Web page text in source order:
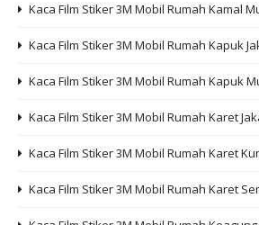
Kaca Film Stiker 3M Mobil Rumah Kamal
Kaca Film Stiker 3M Mobil Rumah Kapuk
Kaca Film Stiker 3M Mobil Rumah Kapuk
Kaca Film Stiker 3M Mobil Rumah Karet
Kaca Film Stiker 3M Mobil Rumah Karet
Kaca Film Stiker 3M Mobil Rumah Karet